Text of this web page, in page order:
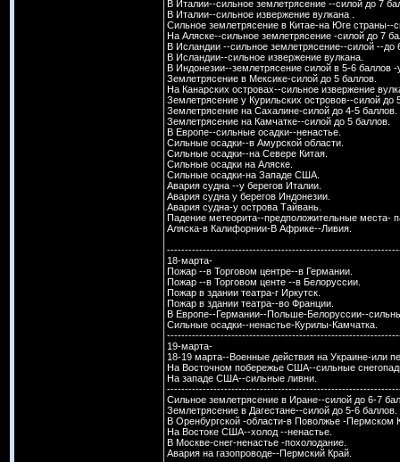
В Италии--сильное землетрясение --силой до 7
В Италии--сильное извержение вулкана .
Сильное землетрясение в Китае-на Юге страны--
На Аляске--сильное землетрясение -силой до 7
В Исландии --сильное землетрясение--силой --до
В Исландии--сильное извержение вулкана.
В Индонезии--землетрясение силой в 5-6 баллов -
Землетрясение в Мексике-силой до 5 баллов.
На Канарских островах--сильное извержение
Землетрясение у Курильских островов--силой до
Землетрясение на Сахалине-силой до 4-5 баллов.
Землетрясение на Камчатке--силой до 5 баллов.
В Европе--сильные осадки--ненастье.
Сильные осадки--в Амурской области.
Сильные осадки--на Севере Китая.
Сильные осадки на Аляске.
Сильные осадки-на Западе США.
Авария судна --у берегов Италии.
Авария судна у берегов Индонезии.
Авария судна-у острова Тайвань.
Падение метеорита--предположительные места-
Аляска-в Калифорнии-В Африке--Ливия.
18-марта-
Пожар --в Торговом центре--в Германии.
Пожар --в Торговом центе --в Белоруссии.
Пожар в здании театра-г Иркутск.
Пожар в здании театра--во Франции.
В Европе--Германии--Польше-Белоруссии--
Сильные осадки--ненастье-Курилы-Камчатка.
19-марта-
18-19 марта--Военные действия на Украине-или
На Восточном побережье США--сильные
На западе США--сильные ливни.
Сильное землетрясение в Иране--силой до 6-7
Землетрясение в Дагестане--силой до 5-6 баллов.
В Оренбургской -области-в Поволжье -Пермском
На Востоке США--холод --ненастье.
В Москве-снег-ненастье -похолодание.
Авария на газопроводе--Пермский Край.